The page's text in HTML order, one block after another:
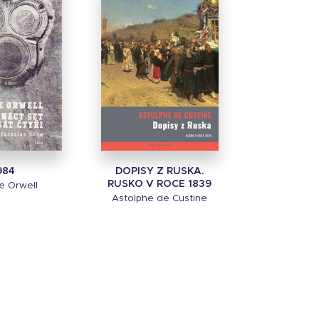
Orwell
DOPISY Z RUSKA.
RUSKO V ROCE 1839
Astolphe de Custine